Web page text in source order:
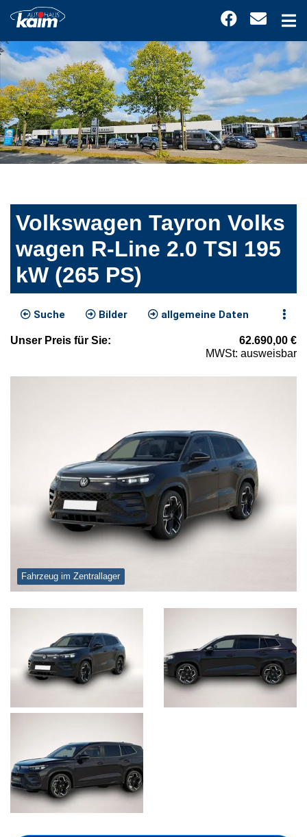
Volkswagen Tayron Volks
wagen R-Line 2.0 TSI 195
kW (265 PS)
Suche Bilder allgemeine Daten
Unser Preis für Sie: 62.690,00 €
MWSt: ausweisbar
Fahrzeug im Zentrallager